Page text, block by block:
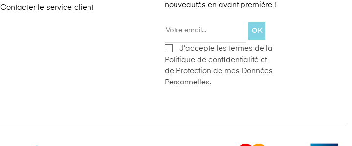
Contacter le service client
nouveautés en avant première !
OK
J'accepte les termes de la
Politique de confidentialité et
de Protection de mes Données
Personnelles.